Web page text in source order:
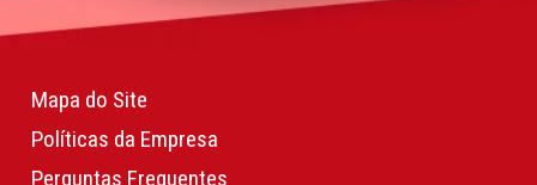
Mapa do Site
Políticas da Empresa
Perguntas Frequentes